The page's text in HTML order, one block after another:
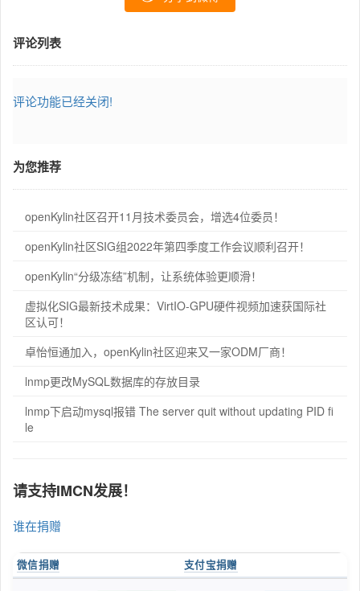
评论列表
评论功能已经关闭!
为您推荐
openKylin社区召开11月技术委员会，增选4位委员！
openKylin社区SIG组2022年第四季度工作会议顺利召开！
openKylin“分级冻结”机制，让系统体验更顺滑！
虚拟化SIG最新技术成果：VirtIO-GPU硬件视频加速获国际社
区认可！
卓怡恒通加入，openKylin社区迎来又一家ODM厂商！
lnmp更改MySQL数据库的存放目录
lnmp下启动mysql报错 The server quit without updating PID fi
le
请支持IMCN发展！
谁在捐赠
微信捐赠 支付宝捐赠